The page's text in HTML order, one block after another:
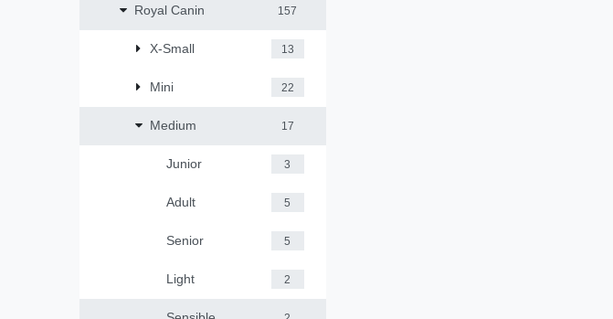
Royal Canin 157
X-Small 13
Mini 22
Medium 17
Junior 3
Adult 5
Senior 5
Light 2